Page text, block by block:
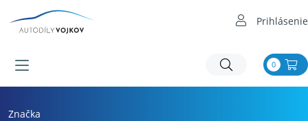
Prihlásenie
0
Značka